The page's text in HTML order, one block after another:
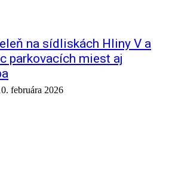
na sídliskách Hliny V a
parkovacích miest aj
februára 2026